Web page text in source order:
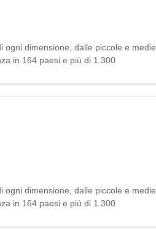
ogni dimensione, dalle piccole e medie
in 164 paesi e più di 1.300
ogni dimensione, dalle piccole e medie
in 164 paesi e più di 1.300